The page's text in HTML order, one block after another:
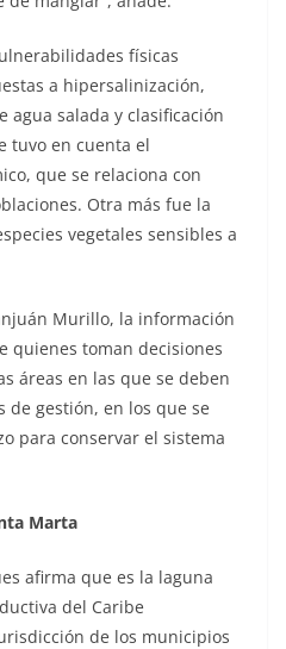
físicas
a hipersalinización,
agua salada y clasificación
tuvo en cuenta el
que se relaciona con
Otra más fue la
vegetales sensibles a
Murillo, la información
quienes toman decisiones
áreas en las que se deben
de gestión, en los que se
para conservar el sistema
Marta
afirma que es la laguna
del Caribe
de los municipios